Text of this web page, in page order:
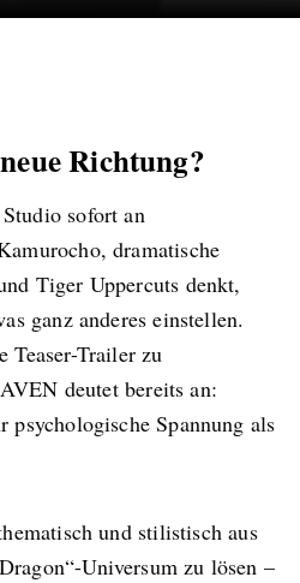
Richtung?
sofort an
dramatische
Tiger Uppercuts denkt,
ganz anderes einstellen.
Teaser-Trailer zu
deutet bereits an:
psychologische Spannung als
und stilistisch aus
Universum zu lösen –